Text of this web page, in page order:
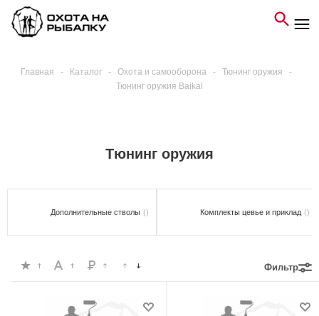
Главная - Каталог - Охота и самооборона - Тюнинг оружия
-
Тюнинг оружия Baikal
Тюнинг оружия
Дополнительные стволы () Комплекты цевье и приклад ()
Фильтр